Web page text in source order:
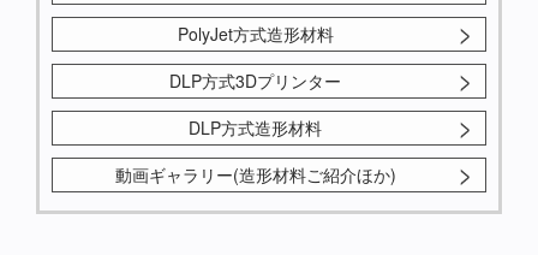
PolyJet方式造形材料
DLP方式3Dプリンター
DLP方式造形材料
動画ギャラリー(造形材料ご紹介ほか)